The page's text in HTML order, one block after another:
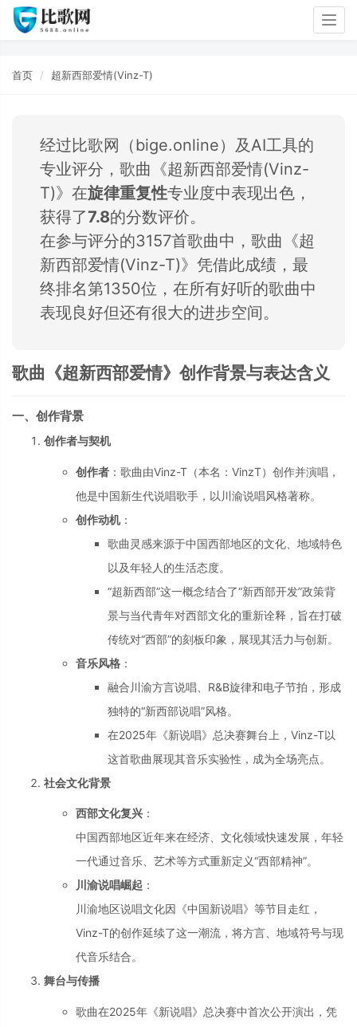
首页 超新西部爱情(Vinz-T)
经过比歌网（bige.online）及AI工具的
专业评分，歌曲《超新西部爱情(Vinz-
T)》在旋律重复性专业度中表现出色，
获得了7.8的分数评价。
在参与评分的3157首歌曲中，歌曲《超
新西部爱情(Vinz-T)》凭借此成绩，最
终排名第1350位，在所有好听的歌曲中
表现良好但还有很大的进步空间。
歌曲《超新西部爱情》创作背景与表达含义
一、创作背景
创作者与契机
创作者 ：歌曲由Vinz-T（本名：VinzT）创作并演唱，
他是中国新生代说唱歌手，以川渝说唱风格著称。
创作动机：
歌曲灵感来源于中国西部地区的文化、地域特色
以及年轻人的生活态度。
“超新西部”这一概念结合了“新西部开发”政策背
景与当代青年对西部文化的重新诠释，旨在打破
传统对“西部”的刻板印象，展现其活力与创新。
音乐风格 ：
融合川渝方言说唱、R&B旋律和电子节拍，形成
独特的“新西部说唱”风格。
在2025年《新说唱》总决赛舞台上，Vinz-T以
这首歌曲展现其音乐实验性，成为全场亮点。
社会文化背景
西部文化复兴 ：
中国西部地区近年来在经济、文化领域快速发展，年轻
一代通过音乐、艺术等方式重新定义“西部精神”。
川渝说唱崛起 ：
川渝地区说唱文化因《中国新说唱》等节目走红，
Vinz-T的创作延续了这一潮流，将方言、地域符号与现
代音乐结合。
舞台与传播
歌曲在2025年《新说唱》总决赛中首次公开演出，凭